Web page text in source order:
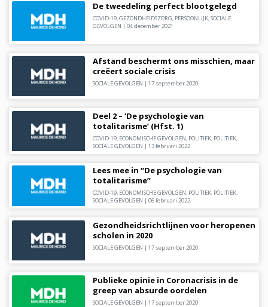
De tweedeling perfect blootgelegd
COVID-19,GEZONDHEIDSZORG, PERSOONLIJK,SOCIALE
GEVOLGEN | 04 december 2021
Afstand beschermt ons misschien, maar
creëert sociale crisis
SOCIALE GEVOLGEN | 17 september 2020
Deel 2 – ‘De psychologie van
totalitarisme’ (Hfst. 1)
COVID-19, ECONOMISCHE GEVOLGEN, POLITIEK, POLITIEK,
SOCIALE GEVOLGEN | 13 februari 2022
Lees mee in “De psychologie van
totalitarisme”
COVID-19, ECONOMISCHE GEVOLGEN, POLITIEK, POLITIEK,
SOCIALE GEVOLGEN | 06 februari 2022
Gezondheidsrichtlijnen voor heropenen
scholen in 2020
SOCIALE GEVOLGEN | 17 september 2020
Publieke opinie in Coronacrisis in de
greep van absurde oordelen
SOCIALE GEVOLGEN | 17 september 2020